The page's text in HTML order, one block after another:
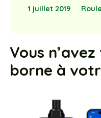
1 juillet 2019
Vous
borne à